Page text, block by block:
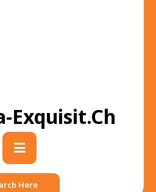
Exquisit.ch
Primary
Menu
Here